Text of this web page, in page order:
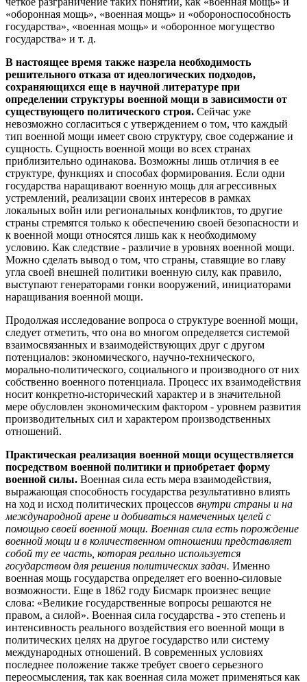
«оборонная мощь», «военная мощь» и «обороноспособность
государства», «военная мощь» и «оборонное могущество
государства» и т. д.
В настоящее время также назрела необходимость
решительного отказа от идеологических подходов,
сохраняющихся еще в научной литературе при
определении структуры военной мощи в зависимости от
существующего политического строя. Сейчас уже
невозможно согласиться с утверждением о том, что каждый
тип военной мощи имеет свою структуру, свое содержание и
сущность. Сущность военной мощи во всех странах
приблизительно одинакова. Возможны лишь отличия в ее
структуре, функциях и способах формирования. Если одни
государства наращивают военную мощь для агрессивных
устремлений, реализации своих интересов в рамках
локальных войн или региональных конфликтов, то другие
страны стремятся только к обеспечению своей безопасности и
к военной мощи относятся лишь как к необходимому
условию. Как следствие - различие в уровнях военной мощи.
Можно сделать вывод о том, что страны, ставящие во главу
угла своей внешней политики военную силу, как правило,
выступают генераторами гонки вооружений, инициаторами
наращивания военной мощи.
Продолжая исследование вопроса о структуре военной мощи,
следует отметить, что она во многом определяется системой
взаимосвязанных и взаимодействующих друг с другом
потенциалов: экономического, научно-технического,
морально-политического, социального и производного от них
собственно военного потенциала. Процесс их взаимодействия
носит конкретно-исторический характер и в значительной
мере обусловлен экономическим фактором - уровнем развития
производительных сил и характером производственных
отношений.
Практическая реализация военной мощи осуществляется
посредством военной политики и приобретает форму
военной силы. Военная сила есть мера взаимодействия,
выражающая способность государства результативно влиять
на ход и исход политических процессов внутри страны и на
международной арене и добиваться намеченных целей с
помощью своей военной мощи. Военная сила есть порождение
военной мощи и в количественном отношении представляет
собой ту ее часть, которая реально используется
государством для решения политических задач. Именно
военная мощь государства определяет его военно-силовые
возможности. Еще в 1862 году Бисмарк произнес вещие
слова: «Великие государственные вопросы решаются не
правом, а силой». Военная сила государства - это степень и
интенсивность реального воздействия его военной мощи в
политических целях на другое государство или систему
международных отношений. В современных условиях
последнее положение также требует своего серьезного
переосмысления, так как военная сила может применяться как